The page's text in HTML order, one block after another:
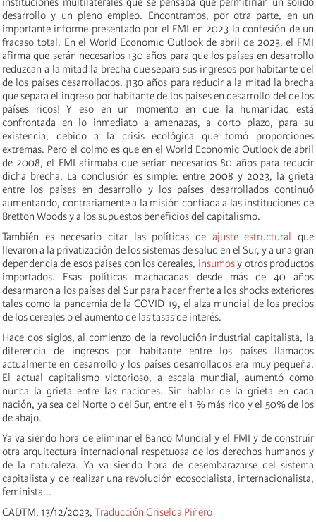
desarrollo y un pleno empleo. Encontramos, por otra parte, en un
importante informe presentado por el FMI en 2023 la confesión de un
fracaso total. En el World Economic Outlook de abril de 2023, el FMI
afirma que serán necesarios 130 años para que los países en desarrollo
reduzcan a la mitad la brecha que separa sus ingresos por habitante del
de los países desarrollados. ¡130 años para reducir a la mitad la brecha
que separa el ingreso por habitante de los países en desarrollo del de los
países ricos! Y eso en un momento en que la humanidad está
confrontada en lo inmediato a amenazas, a corto plazo, para su
existencia, debido a la crisis ecológica que tomó proporciones
extremas. Pero el colmo es que en el World Economic Outlook de abril
de 2008, el FMI afirmaba que serían necesarios 80 años para reducir
dicha brecha. La conclusión es simple: entre 2008 y 2023, la grieta
entre los países en desarrollo y los países desarrollados continuó
aumentando, contrariamente a la misión confiada a las instituciones de
Bretton Woods y a los supuestos beneficios del capitalismo.
También es necesario citar las políticas de ajuste estructural que
llevaron a la privatización de los sistemas de salud en el Sur, y a una gran
dependencia de esos países con los cereales, insumosy otros productos
importados. Esas políticas machacadas desde más de 40 años
desarmaron a los países del Sur para hacer frente a los shocks exteriores
tales como la pandemia de la COVID 19, el alza mundial de los precios
de los cereales o el aumento de las tasas de interés.
Hace dos siglos, al comienzo de la revolución industrial capitalista, la
diferencia de ingresos por habitante entre los países llamados
actualmente en desarrollo y los países desarrollados era muy pequeña.
El actual capitalismo victorioso, a escala mundial, aumentó como
nunca la grieta entre las naciones. Sin hablar de la grieta en cada
nación, ya sea del Norte o del Sur, entre el 1 % más rico y el 50% de los
de abajo.
Ya va siendo hora de eliminar el Banco Mundial y el FMI y de construir
otra arquitectura internacional respetuosa de los derechos humanos y
de la naturaleza. Ya va siendo hora de desembarazarse del sistema
capitalista y de realizar una revolución ecosocialista, internacionalista,
feminista...
CADTM, 13/12/2023, Traducción Griselda Piñero